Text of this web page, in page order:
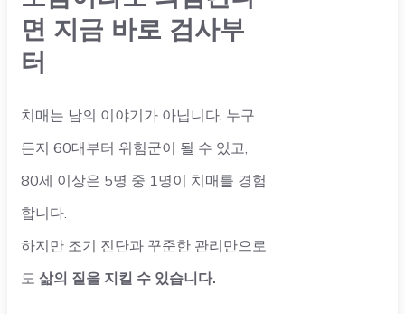
면 지금 바로 검사부
터
치매는 남의 이야기가 아닙니다. 누구
든지 60대부터 위험군이 될 수 있고,
80세 이상은 5명 중 1명이 치매를 경험
합니다.
하지만 조기 진단과 꾸준한 관리만으로
도 삶의 질을 지킬 수 있습니다.